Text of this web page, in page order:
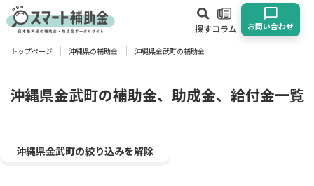
探すコラム お問い合わせ
対象
トップページ 沖縄県の補助金 沖縄県金武町の補助金
沖縄県金武町の補助金、助成金、給付金一覧
沖縄県金武町の絞り込みを解除